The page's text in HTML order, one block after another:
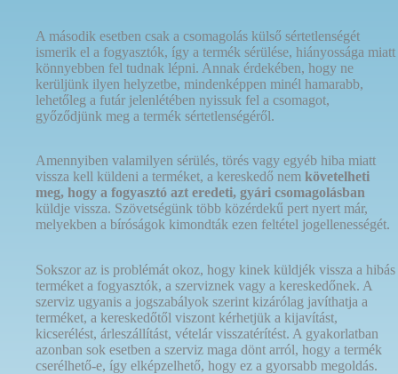
A második esetben csak a csomagolás külső sértetlenségét
ismerik el a fogyasztók, így a termék sérülése, hiányossága miatt
könnyebben fel tudnak lépni. Annak érdekében, hogy ne
kerüljünk ilyen helyzetbe, mindenképpen minél hamarabb,
lehetőleg a futár jelenlétében nyissuk fel a csomagot,
győződjünk meg a termék sértetlenségéről.
Amennyiben valamilyen sérülés, törés vagy egyéb hiba miatt
vissza kell küldeni a terméket, a kereskedő nem követelheti
meg, hogy a fogyasztó azt eredeti, gyári csomagolásban
küldje vissza. Szövetségünk több közérdekű pert nyert már,
melyekben a bíróságok kimondták ezen feltétel jogellenességét.
Sokszor az is problémát okoz, hogy kinek küldjék vissza a hibás
terméket a fogyasztók, a szerviznek vagy a kereskedőnek. A
szerviz ugyanis a jogszabályok szerint kizárólag javíthatja a
terméket, a kereskedőtől viszont kérhetjük a kijavítást,
kicserélést, árleszállítást, vételár visszatérítést. A gyakorlatban
azonban sok esetben a szerviz maga dönt arról, hogy a termék
cserélhető-e, így elképzelhető, hogy ez a gyorsabb megoldás.